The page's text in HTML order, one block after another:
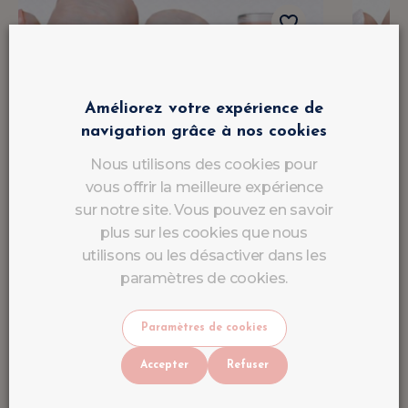
Améliorez votre expérience de
navigation grâce à nos cookies
Nous utilisons des cookies pour
vous offrir la meilleure expérience
sur notre site. Vous pouvez en savoir
plus sur les cookies que nous
utilisons ou les désactiver dans les
paramètres de cookies.
Paramètres de cookies
Accepter Refuser